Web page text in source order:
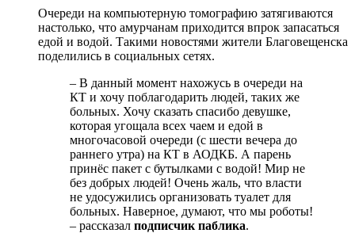
Очереди на компьютерную томографию затягиваются
настолько, что амурчанам приходится впрок запасаться
едой и водой. Такими новостями жители Благовещенска
поделились в социальных сетях.
– B данный момент нахожусь в очереди на
КТ и хочу поблагодарить людей, таких же
больных. Хочу сказать спасибо девушке,
которая угощала всех чаем и едой в
многочасовой очереди (с шести вечера до
раннего утра) на КТ в АОДКБ. А парень
принёс пакет с бутылками с водой! Мир не
без добрых людей! Очень жаль, что власти
не удосужились организовать туалет для
больных. Наверное, думают, что мы роботы!
– рассказал подписчик паблика.